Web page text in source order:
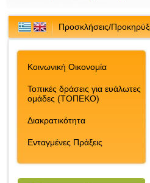
Προσκλήσεις/
Κοινωνική Οικονομία
Τοπικές δράσεις για ευάλωτες
ομάδες (ΤΟΠΕΚΟ)
Διακρατικότητα
Ενταγμένες Πράξεις